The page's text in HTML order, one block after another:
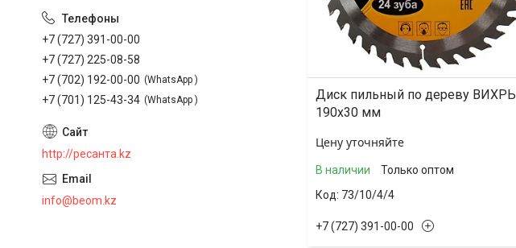
Диск пильный по дереву ВИХРЬ
190х30 мм
Цену уточняйте
В наличии
Только оптом
73/10/4/4
+7 (727) 391-00-00
+7 (727) 391-00-00
+7 (727) 225-08-58
+7 (702) 192-00-00
WhatsApp
+7 (701) 125-43-34 WhatsApp
http://ресанта.kz
info@beom.kz